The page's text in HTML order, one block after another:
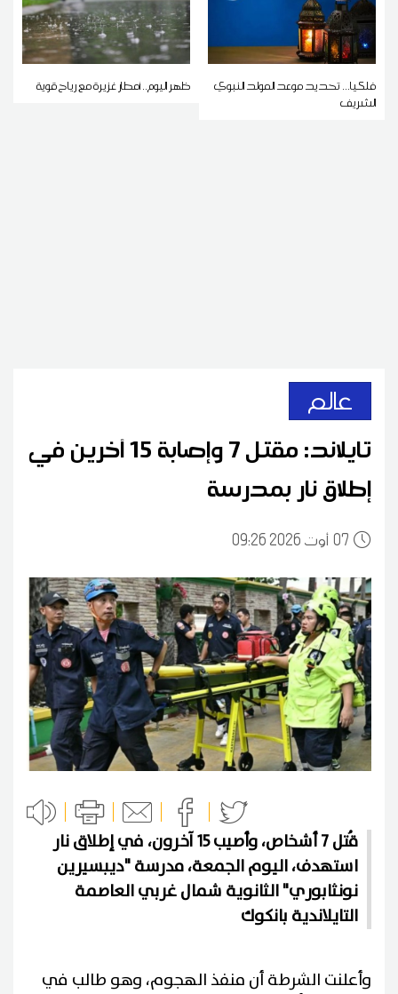
فلكيا... تحديد موعد المولد النبوي
الشريف
ظهر اليوم.. أمطار غزيرة مع رياح قوية
عالم
تايلاند: مقتل 7 وإصابة 15 آخرين في
إطلاق نار بمدرسة
0709:26 2026 أوت
قُتل 7 أشخاص، وأصيب 15 آخرون، في إطلاق نار
استهدف، اليوم الجمعة، مدرسة "ديبسيرين
نونثابوري" الثانوية شمال غربي العاصمة
التايلاندية بانكوك
وأعلنت الشرطة أن منفذ الهجوم، وهو طالب في